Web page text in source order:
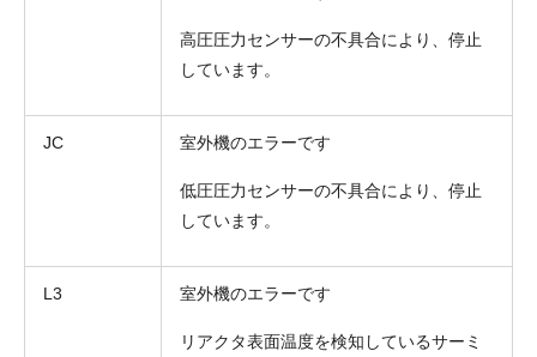
高圧圧力センサーの不具合により、停止
しています。
JC 室外機のエラーです
低圧圧力センサーの不具合により、停止
しています。
L3 室外機のエラーです
リアクタ表面温度を検知しているサーミ